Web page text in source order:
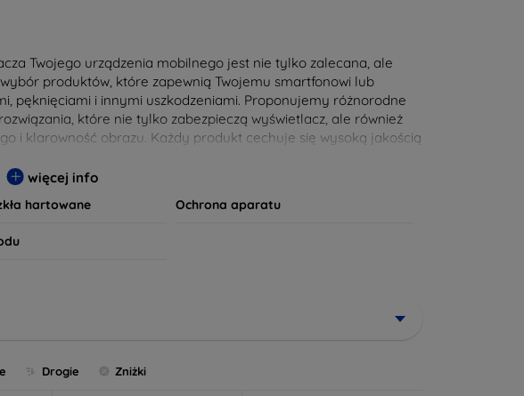
Twojego urządzenia mobilnego jest nie tylko zalecana, ale
produktów, które zapewnią Twojemu smartfonowi lub
pęknięciami i innymi uszkodzeniami. Proponujemy różnorodne
które nie tylko zabezpieczą wyświetlacz, ale również
i klarowność obrazu. Każdy produkt cechuje się wysoką jakością
oraz zapewni mu długotrwałą żywotność. Twój komfort i
więcej info
hartowane Ochrona aparatu
Drogie Zniżki